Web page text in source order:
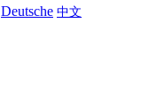
Deutsche 中文